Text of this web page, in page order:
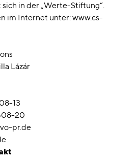
sich in der „Werte-Stiftung“.
im Internet unter: www.cs-
Lázár
13
20
pr.de